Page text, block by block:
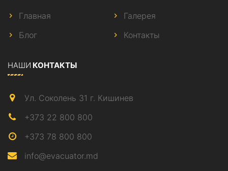
Главная
Галерея
Блог
Контакты
НАШИ КОНТАКТЫ
Ул. Соколень 31 г. Кишинев
+373 22 800 800
+373 78 800 800
info@evacuator.md